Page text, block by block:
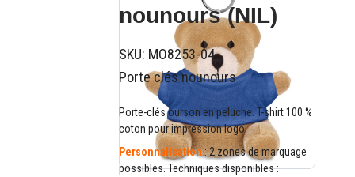
nounours (NIL)
SKU: MO8253-04
Porte clés nounours
Porte-clés ourson en peluche. T-shirt 100 %
coton pour impression logo.
Personnalisation: 2 zones de marquage
possibles. Techniques disponibles :